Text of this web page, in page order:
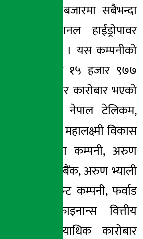
बुधबारको बजारमा सबैभन्दा
कारोबार नेशनल हाईड्रोपावर
भएको छ । यस कम्पनीको
करोड ८८ लाख १५ हजार ९७७
बराबरको सेयर कारोबार भएको
। यस अलावा नेपाल टेलिकम,
डिस्टिलरी, महालक्ष्मी विकास
नेपाल पुनर्बिमा कम्पनी, अरुण
पावर नबिल बैंक, अरुण भ्याली
डेभलपमेन्ट कम्पनी, फर्वाड
माइक्रोफाइनान्स वित्तीय
पनि अत्याधिक कारोबार